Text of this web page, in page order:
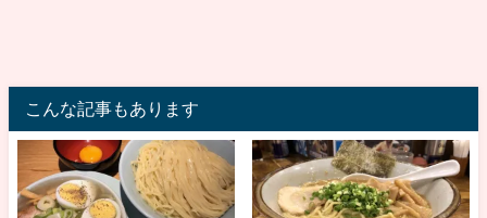
こんな記事もあります